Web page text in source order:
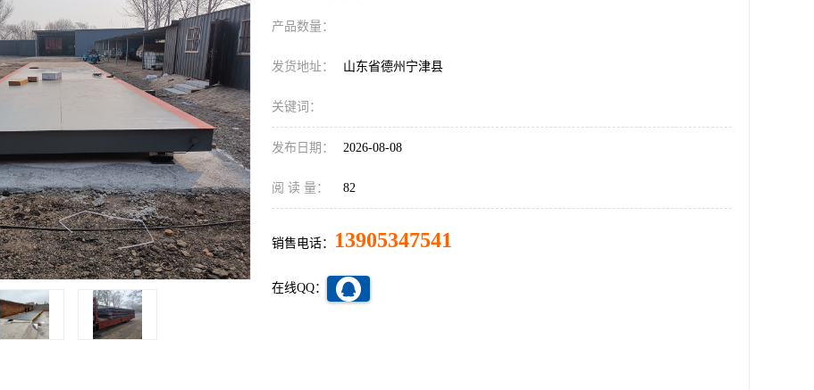
产品数量：
发货地址： 山东省德州宁津县
关键词：
发布日期： 2026-08-08
阅 读 量： 82
销售电话： 13905347541
在线QQ：